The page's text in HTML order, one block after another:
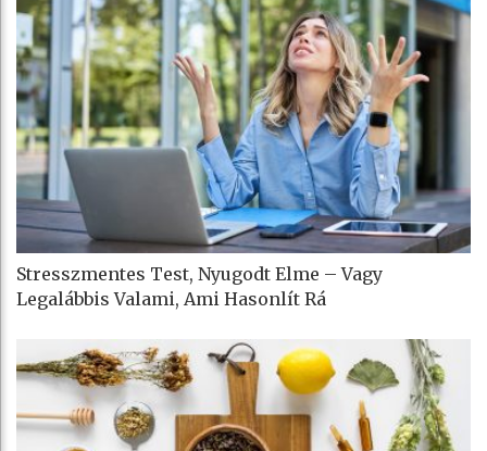
Stresszmentes Test, Nyugodt Elme – Vagy
Legalábbis Valami, Ami Hasonlít Rá